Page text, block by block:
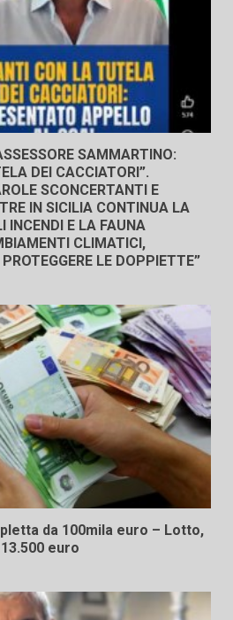
SAMMARTINO:
DEI CACCIATORI”.
SCONCERTANTI E
IN SICILIA CONTINUA LA
INCENDI E LA FAUNA
CLIMATICI,
PROTEGGERE LE DOPPIETTE”
da 100mila euro – Lotto,
euro